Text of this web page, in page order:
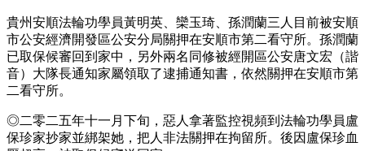
貴州安順法輪功學員黃明英、欒玉琦、孫潤蘭三人目前被安順
市公安經濟開發區公安分局關押在安順市第二看守所。孫潤蘭
已取保候審回到家中，另外兩名同修被經開區公安唐文宏（諧
音）大隊長通知家屬領取了逮捕通知書，依然關押在安順市第
二看守所。
◎二零二五年十一月下旬，惡人拿著監控視頻到法輪功學員盧
保珍家抄家並綁架她，把人非法關押在拘留所。後因盧保珍血